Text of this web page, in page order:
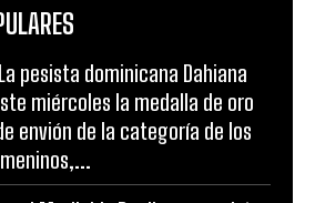
La pesista dominicana Dahiana
miércoles la medalla de oro
envión de la categoría de los